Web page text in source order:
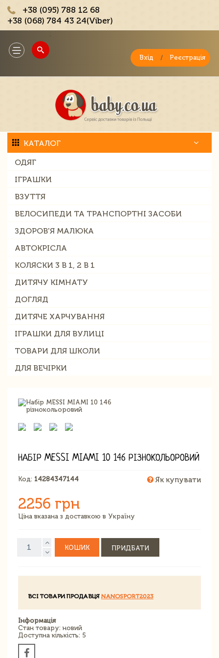
+38 (095) 788 12 68
+38 (068) 784 43 24(Viber)
Toggle
navigation
Вхід / Реєстрація
КАТАЛОГ
ОДЯГ
ІГРАШКИ
ВЗУТТЯ
ВЕЛОСИПЕДИ ТА ТРАНСПОРТНІ ЗАСОБИ
ЗДОРОВ'Я МАЛЮКА
АВТОКРІСЛА
КОЛЯСКИ 3 В 1, 2 В 1
ДИТЯЧУ КІМНАТУ
ДОГЛЯД
ДИТЯЧЕ ХАРЧУВАННЯ
ІГРАШКИ ДЛЯ ВУЛИЦІ
ТОВАРИ ДЛЯ ШКОЛИ
ДЛЯ ВЕЧІРКИ
НАБІР MESSI MIAMI 10 146 РІЗНОКОЛЬОРОВИЙ
Код: 14284347144 Як купувати
2256 грн
Ціна вказана з доставкою в Україну
КОШИК ПРИДБАТИ
ВСІ ТОВАРИ ПРОДАВЦЯ NANOSPORT2023
Інформація
Стан товару: новий
Доступна кількість: 5